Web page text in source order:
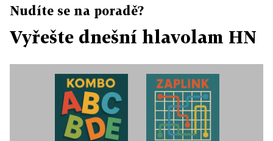
Nudíte se na poradě?
Vyřešte dnešní hlavolam HN